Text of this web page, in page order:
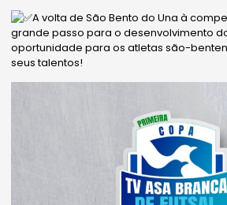
A volta de São Bento do Una à
grande passo para o desenvolvimento
oportunidade para os atletas são-
seus talentos!